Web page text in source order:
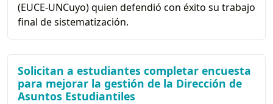
(EUCE-UNCuyo) quien defendió con éxito su trabajo
final de sistematización.
Solicitan a estudiantes completar encuesta
para mejorar la gestión de la Dirección de
Asuntos Estudiantiles